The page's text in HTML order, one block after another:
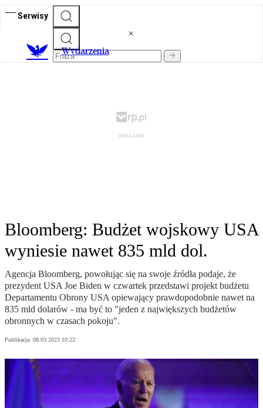
Serwisy
Wydarzenia
Bloomberg: Budżet wojskowy USA
wyniesie nawet 835 mld dol.
Agencja Bloomberg, powołując się na swoje źródła podaje, że
prezydent USA Joe Biden w czwartek przedstawi projekt budżetu
Departamentu Obrony USA opiewający prawdopodobnie nawet na
835 mld dolarów - ma być to "jeden z największych budżetów
obronnych w czasach pokoju".
Publikacja: 08.03.2023 10:22